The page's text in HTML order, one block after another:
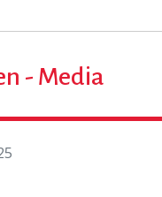
- Media